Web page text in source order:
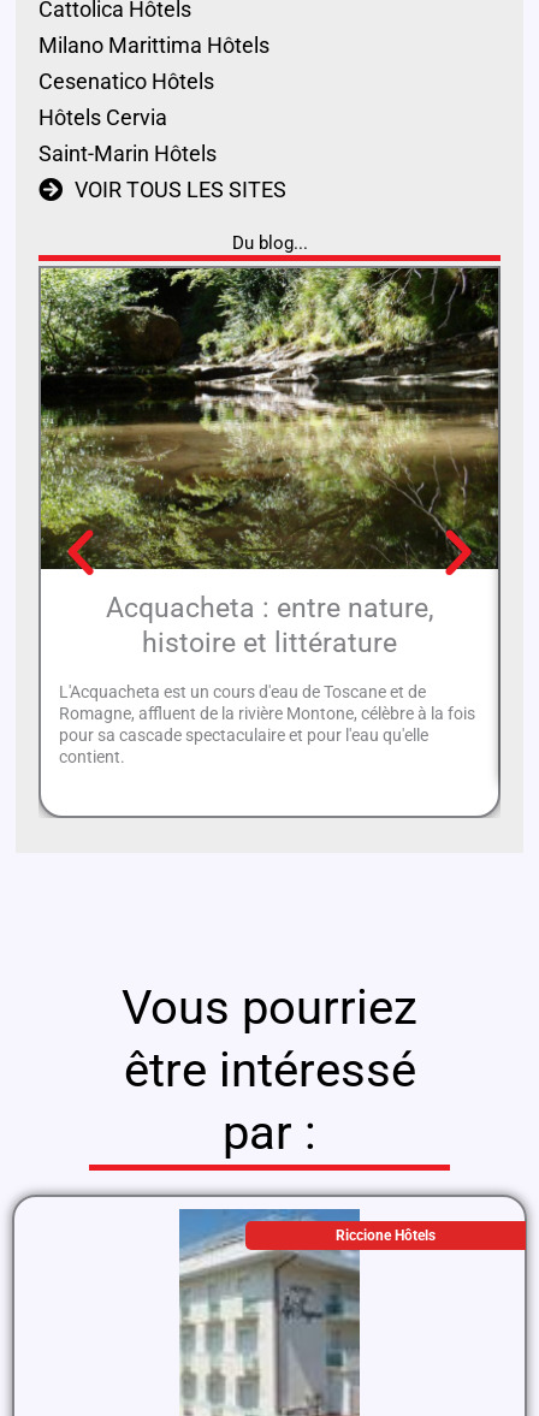
Cattolica Hôtels
Milano Marittima Hôtels
Cesenatico Hôtels
Hôtels Cervia
Saint-Marin Hôtels
VOIR TOUS LES SITES
Du blog...
Acquacheta : entre nature,
histoire et littérature
L'Acquacheta est un cours d'eau de Toscane et de
Romagne, affluent de la rivière Montone, célèbre à la fois
pour sa cascade spectaculaire et pour l'eau qu'elle
contient.
Vous pourriez
être intéressé
par :
Riccione Hôtels